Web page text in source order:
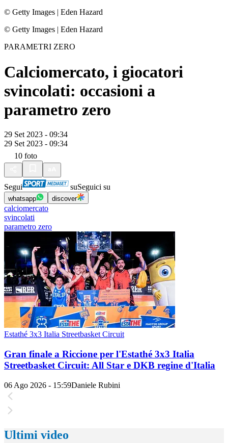
© Getty Images | Eden Hazard
© Getty Images | Eden Hazard
PARAMETRI ZERO
Calciomercato, i giocatori
svincolati: occasioni a
parametro zero
29 Set 2023 - 09:34
29 Set 2023 - 09:34
10 foto
Segui suSeguici su
whatsapp discover
calciomercato
svincolati
parametro zero
Estathé 3x3 Italia Streetbasket Circuit
Gran finale a Riccione per l'Estathé 3x3 Italia
Streetbasket Circuit: All Star e DKB regine d'Italia
06 Ago 2026 - 15:59Daniele Rubini
Ultimi video